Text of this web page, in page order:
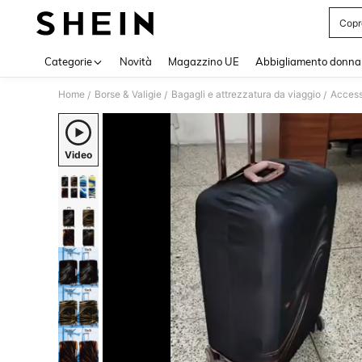
Categorie Novità Magazzino UE Abbigliamento donna
Home / Borse & Valigie / Bagagli e attrezzatura da viaggio /
Video